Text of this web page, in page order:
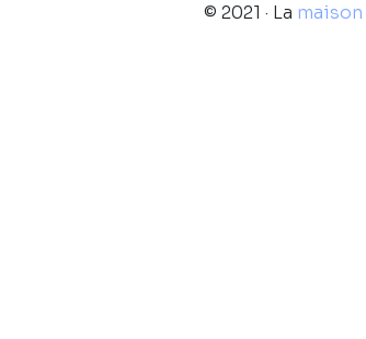
© 2021 · La maison